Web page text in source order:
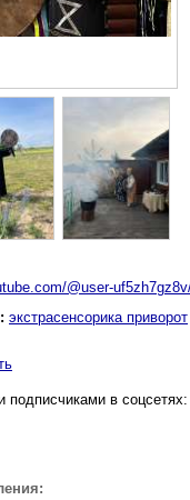
@user-
экстрасенсорика приворот
подписчиками в соцсетях: